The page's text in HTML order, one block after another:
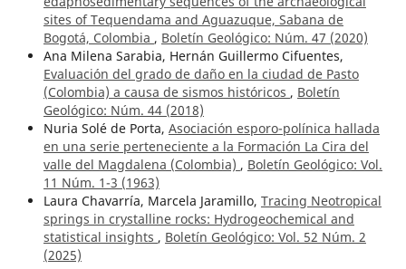
sites of Tequendama and Aguazuque, Sabana de
Bogotá, Colombia , Boletín Geológico: Núm. 47 (2020)
Ana Milena Sarabia, Hernán Guillermo Cifuentes,
Evaluación del grado de daño en la ciudad de Pasto
(Colombia) a causa de sismos históricos , Boletín
Geológico: Núm. 44 (2018)
Nuria Solé de Porta, Asociación esporo-polínica hallada
en una serie perteneciente a la Formación La Cira del
valle del Magdalena (Colombia) , Boletín Geológico: Vol.
11 Núm. 1-3 (1963)
Laura Chavarría, Marcela Jaramillo, Tracing Neotropical
springs in crystalline rocks: Hydrogeochemical and
statistical insights , Boletín Geológico: Vol. 52 Núm. 2
(2025)